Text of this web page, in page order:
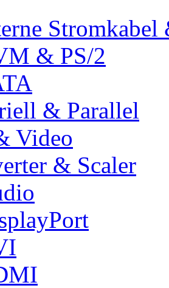
Stromkabel
& PS/2
& Parallel
Video
& Scaler